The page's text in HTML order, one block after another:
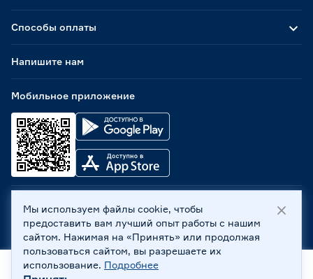
Способы оплаты
Мобильное приложение
Напишите нам
ООО «Бауцентр Рус» 2004 -2026, 236029, г. Калининград,
ул. А.Невского, 205. ИНН 7702596813, КПП 390601001 ©
Все права защищены
Политика обработки персональных данных
Правовая информация
Мы используем файлы cookie, чтобы
предоставить вам лучший опыт работы с нашим
сайтом. Нажимая на «Принять» или продолжая
пользоваться сайтом, вы разрешаете их
использование. Подробнее